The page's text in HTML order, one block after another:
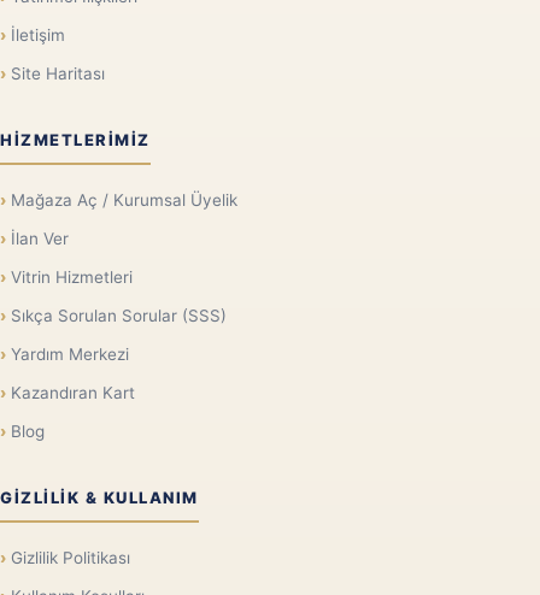
İletişim
Site Haritası
HIZMETLERIMIZ
Mağaza Aç / Kurumsal Üyelik
İlan Ver
Vitrin Hizmetleri
Sıkça Sorulan Sorular (SSS)
Yardım Merkezi
Kazandıran Kart
Blog
GIZLILIK & KULLANIM
Gizlilik Politikası